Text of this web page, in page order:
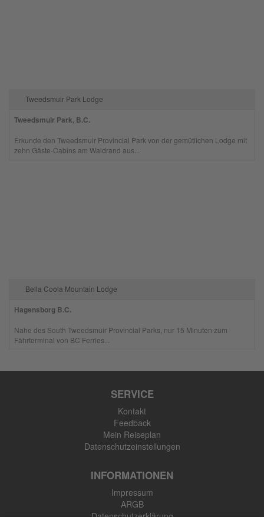
Tweedsmuir Park Lodge
Tweedsmuir Park, B.C.
Erkunde den Tweedsmuir Provincial Park von der gemütlichen Lodge mit
zehn Gäste-Cabins am Waldrand aus...
Bella Coola Mountain Lodge
Hagensborg B.C.
Nahe des South Tweedsmuir Provincial Parks, nur 15 Minuten zum
Fährterminal von BC Ferries...
SERVICE
Kontakt
Feedback
Mein Reiseplan
Datenschutzeinstellungen
INFORMATIONEN
Impressum
ARGB